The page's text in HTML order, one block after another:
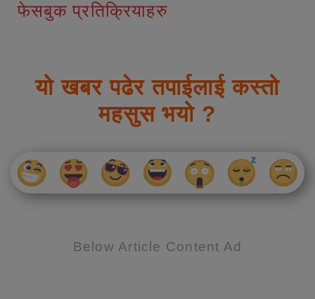
फेसबुक प्रतिक्रियाहरु
यो खबर पढेर तपाईलाई कस्तो
महसुस भयो ?
Below Article Content Ad